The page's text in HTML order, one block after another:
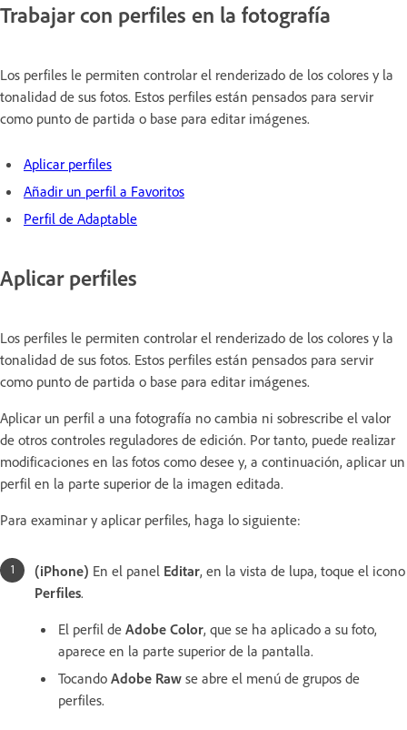
Trabajar con perfiles en la fotografía
Los perfiles le permiten controlar el renderizado de los colores y la
tonalidad de sus fotos. Estos perfiles están pensados para servir
como punto de partida o base para editar imágenes.
Aplicar perfiles
Añadir un perfil a Favoritos
Perfil de Adaptable
Aplicar perfiles
Los perfiles le permiten controlar el renderizado de los colores y la
tonalidad de sus fotos. Estos perfiles están pensados para servir
como punto de partida o base para editar imágenes.
Aplicar un perfil a una fotografía no cambia ni sobrescribe el valor
de otros controles reguladores de edición. Por tanto, puede realizar
modificaciones en las fotos como desee y, a continuación, aplicar un
perfil en la parte superior de la imagen editada.
Para examinar y aplicar perfiles, haga lo siguiente:
(iPhone) En el panel Editar, en la vista de lupa, toque el icono
Perfiles.
El perfil de Adobe Color, que se ha aplicado a su foto,
aparece en la parte superior de la pantalla.
Tocando Adobe Raw se abre el menú de grupos de
perfiles.